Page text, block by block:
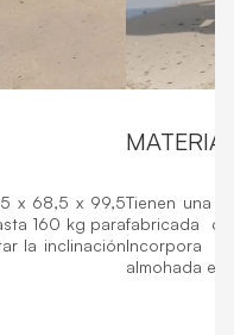
x 68,5 x 99,5
160 kg para
la inclinación
Tienen una
fabricada
Incorpora
almohada